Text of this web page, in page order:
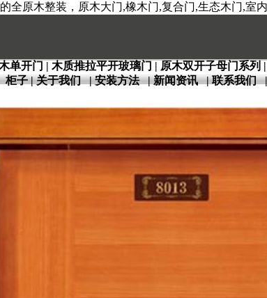
全原木整装，原木大门,橡木门,复合门,生态木门,室
单开门 | 木质推拉平开玻璃门 | 原木双开子母门系列 |
柜子|关于我们|安装方法|新闻资讯|联系我们